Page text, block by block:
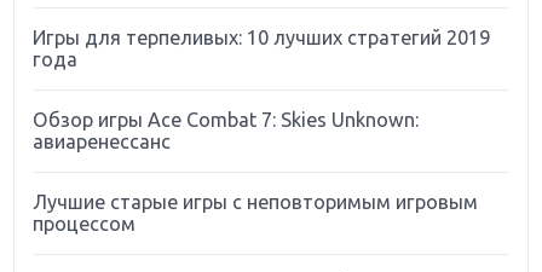
Игры для терпеливых: 10 лучших стратегий 2019
года
Обзор игры Ace Combat 7: Skies Unknown:
авиаренессанс
Лучшие старые игры с неповторимым игровым
процессом